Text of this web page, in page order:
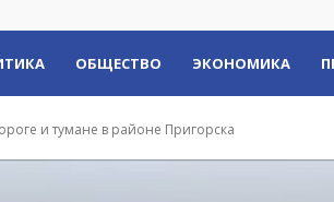
ОБЩЕСТВО ЭКОНОМИКА
и тумане в районе Пригорска